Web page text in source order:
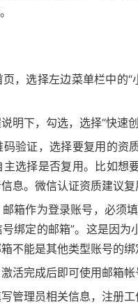
，选择左边菜单栏中的
明下，勾选，选择“快速创
验证，选择要复用的资
选择是否复用。比如想
息。微信认证资质建议
箱作为登录账号，必须
绑定的邮箱”。这是因
不能是其他类型账号的绑
活完成后即可使用邮箱帐
管理员相关信息，注册工